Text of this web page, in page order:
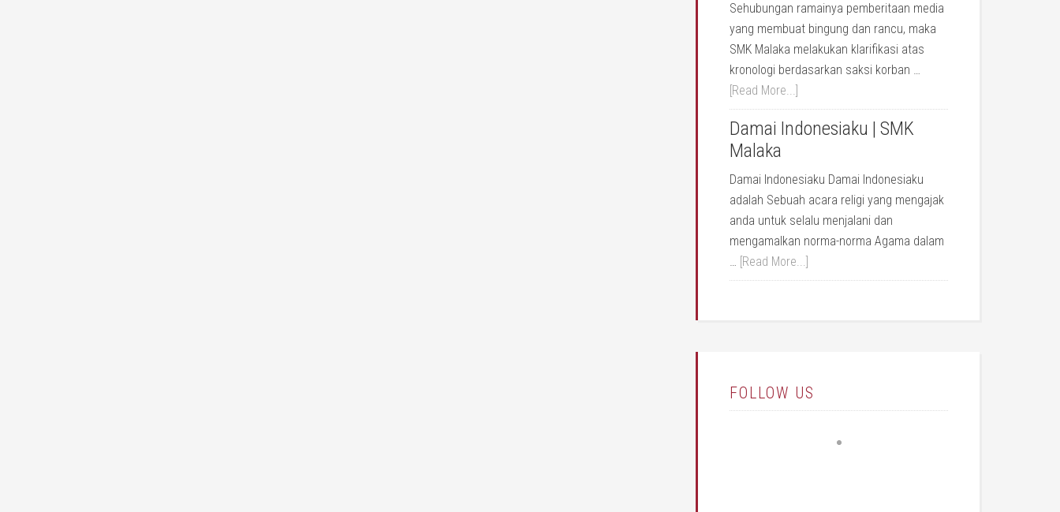
Sehubungan ramainya pemberitaan media
yang membuat bingung dan rancu, maka
SMK Malaka melakukan klarifikasi atas
kronologi berdasarkan saksi korban …
[Read More...]
Damai Indonesiaku | SMK
Malaka
Damai Indonesiaku Damai Indonesiaku
adalah Sebuah acara religi yang mengajak
anda untuk selalu menjalani dan
mengamalkan norma-norma Agama dalam
… [Read More...]
FOLLOW US